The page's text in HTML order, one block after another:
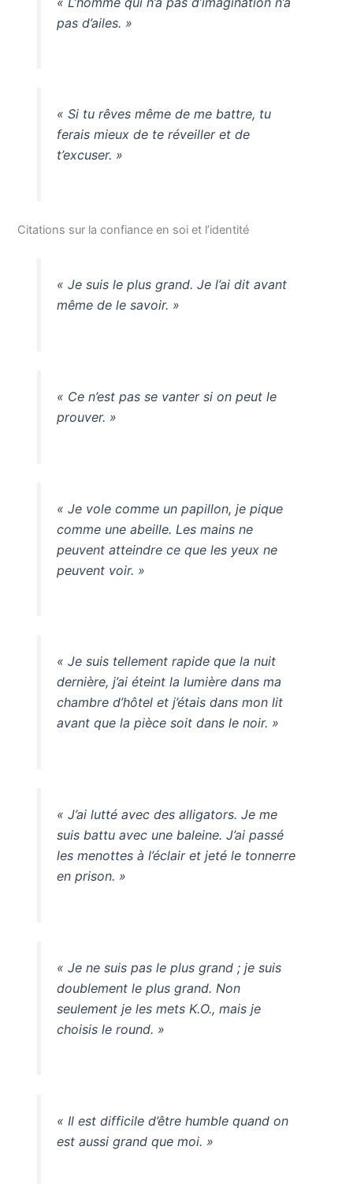
pas d’ailes. »
« Si tu rêves même de me battre, tu
ferais mieux de te réveiller et de
t’excuser. »
Citations sur la confiance en soi et l’identité
« Je suis le plus grand. Je l’ai dit avant
même de le savoir. »
« Ce n’est pas se vanter si on peut le
prouver. »
« Je vole comme un papillon, je pique
comme une abeille. Les mains ne
peuvent atteindre ce que les yeux ne
peuvent voir. »
« Je suis tellement rapide que la nuit
dernière, j’ai éteint la lumière dans ma
chambre d’hôtel et j’étais dans mon lit
avant que la pièce soit dans le noir. »
« J’ai lutté avec des alligators. Je me
suis battu avec une baleine. J’ai passé
les menottes à l’éclair et jeté le tonnerre
en prison. »
« Je ne suis pas le plus grand ; je suis
doublement le plus grand. Non
seulement je les mets K.O., mais je
choisis le round. »
« Il est difficile d’être humble quand on
est aussi grand que moi. »